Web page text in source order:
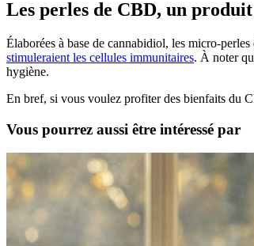
Les perles de CBD, un
Élaborées à base de cannabidiol, les micro-
stimuleraient les cellules immunitaires. À noter
hygiène.
En bref, si vous voulez profiter des bienfaits du
Vous pourrez aussi être intéressé par